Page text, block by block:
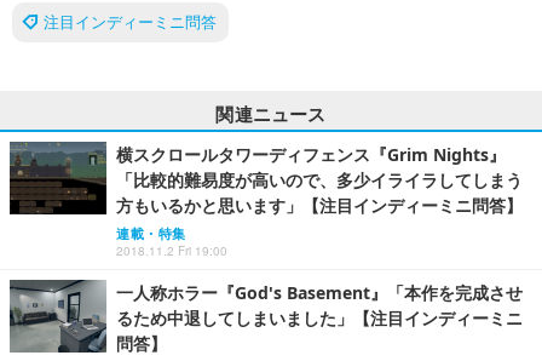
注目インディーミニ問答
関連ニュース
横スクロールタワーディフェンス『Grim Nights』
「比較的難易度が高いので、多少イライラしてしまう
方もいるかと思います」【注目インディーミニ問答】
連載・特集
2018.11.2 Fri 19:00
一人称ホラー『God's Basement』「本作を完成させ
るため中退してしまいました」【注目インディーミニ
問答】